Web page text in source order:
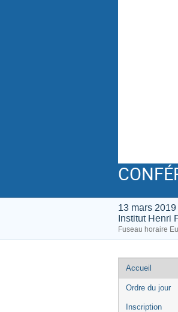
13 mars 2019
Institut Henri
Fuseau horaire
Menu
de
l'événement
Accueil
Ordre du jour
Inscription